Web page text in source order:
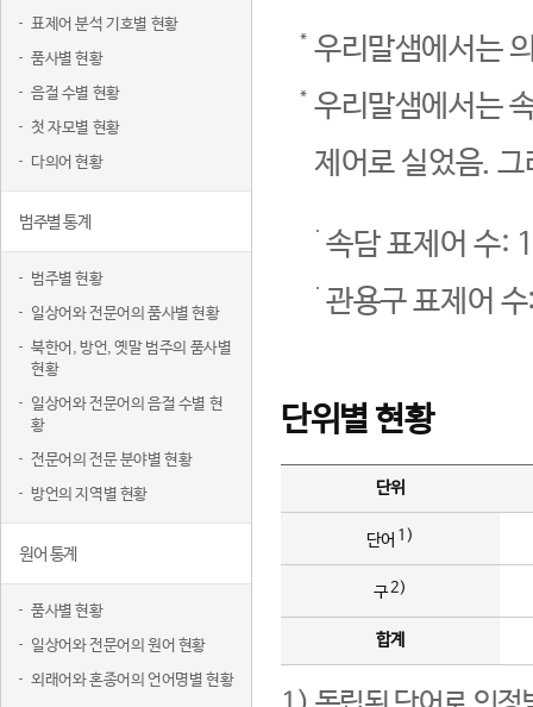
표제어 분석 기호별 현황
품사별 현황
음절 수별 현황
첫 자모별 현황
다의어 현황
범주별 통계
범주별 현황
일상어와 전문어의 품사별 현황
북한어, 방언, 옛말 범주의 품사별
현황
일상어와 전문어의 음절 수별 현
황
전문어의 전문 분야별 현황
방언의 지역별 현황
원어 통계
품사별 현황
일상어와 전문어의 원어 현황
외래어와 혼종어의 언어명별 현황
우리말샘에서는
우리말샘에서는
제어로 실었음.
속담 표제어 수:
관용구 표제어
단위별 현황
단위
단어 1)
구2)
합계